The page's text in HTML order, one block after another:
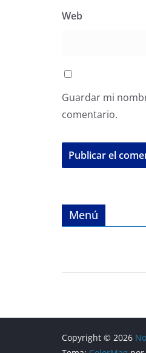
Web
Guardar mi
comentario.
Menú
Copyright © 2026